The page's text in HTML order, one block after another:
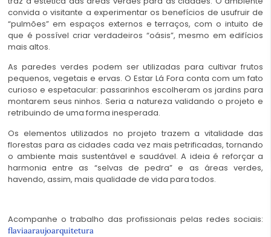
convida o visitante a experimentar os benefícios de usufruir de
“pulmões” em espaços externos e terraços, com o intuito de
que é possível criar verdadeiros “oásis”, mesmo em edifícios
mais altos.
As paredes verdes podem ser utilizadas para cultivar frutos
pequenos, vegetais e ervas. O Estar Lá Fora conta com um fato
curioso e espetacular: passarinhos escolheram os jardins para
montarem seus ninhos. Seria a natureza validando o projeto e
retribuindo de uma forma inesperada.
Os elementos utilizados no projeto trazem a vitalidade das
florestas para as cidades cada vez mais petrificadas, tornando
o ambiente mais sustentável e saudável. A ideia é reforçar a
harmonia entre as “selvas de pedra” e as áreas verdes,
havendo, assim, mais qualidade de vida para todos.
Acompanhe o trabalho das profissionais pelas redes sociais:
flaviaaraujoarquitetura